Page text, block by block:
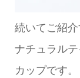
続いてご紹
ナチュラル
カップです。